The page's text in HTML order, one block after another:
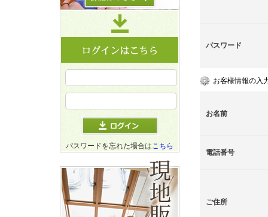
パスワード
お客様情報の入
お名前
電話番号
ご住所
パスワードを忘れた場合はこちら